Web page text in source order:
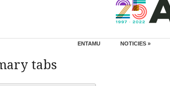
ENTAMU NOTICIES »
tabs